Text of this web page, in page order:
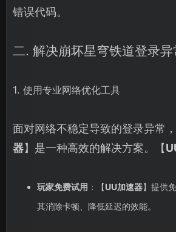
错误代码。
二. 解决崩坏星穹铁道登录
1. 使用专业网络优化工具
面对网络不稳定导致的登录异常
器】是一种高效的解决方案。【
玩家免费试用 ：【UU加速器】提供
其消除卡顿、降低延迟的效能。